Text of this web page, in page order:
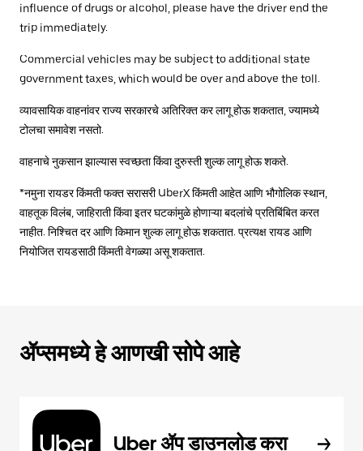
influence of drugs or alcohol, please have the driver end the
trip immediately.
Commercial vehicles may be subject to additional state
government taxes, which would be over and above the toll.
व्यावसायिक वाहनांवर राज्य सरकारचे अतिरिक्त कर लागू होऊ शकतात, ज्यामध्ये
टोलचा समावेश नसतो.
वाहनाचे नुकसान झाल्यास स्वच्छता किंवा दुरुस्ती शुल्क लागू होऊ शकते.
*नमुना रायडर किंमती फक्त सरासरी UberX किंमती आहेत आणि भौगोलिक स्थान,
वाहतूक विलंब, जाहिराती किंवा इतर घटकांमुळे होणाऱ्या बदलांचे प्रतिबिंबित करत
नाहीत. निश्चित दर आणि किमान शुल्क लागू होऊ शकतात. प्रत्यक्ष रायड आणि
नियोजित रायडसाठी किंमती वेगळ्या असू शकतात.
ॲप्समध्ये हे आणखी सोपे आहे
Uber ॲप डाउनलोड करा